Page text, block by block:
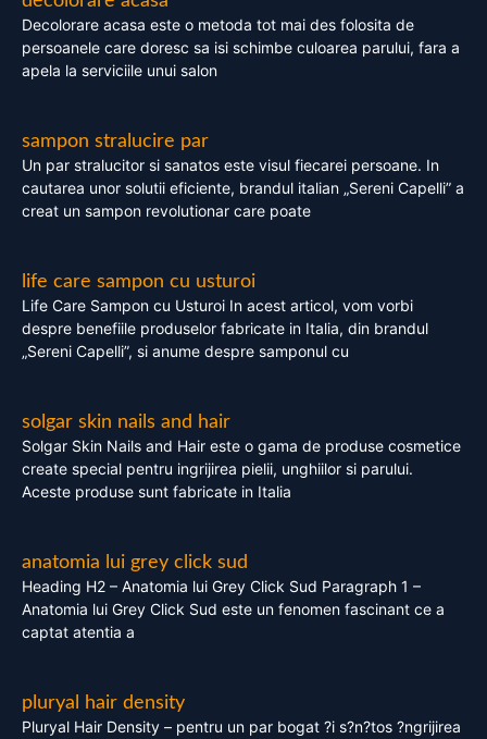
Decolorare acasa este o metoda tot mai des folosita de
persoanele care doresc sa isi schimbe culoarea parului, fara a
apela la serviciile unui salon
sampon stralucire par
Un par stralucitor si sanatos este visul fiecarei persoane. In
cautarea unor solutii eficiente, brandul italian „Sereni Capelli” a
creat un sampon revolutionar care poate
life care sampon cu usturoi
Life Care Sampon cu Usturoi In acest articol, vom vorbi
despre benefiile produselor fabricate in Italia, din brandul
„Sereni Capelli”, si anume despre samponul cu
solgar skin nails and hair
Solgar Skin Nails and Hair este o gama de produse cosmetice
create special pentru ingrijirea pielii, unghiilor si parului.
Aceste produse sunt fabricate in Italia
anatomia lui grey click sud
Heading H2 – Anatomia lui Grey Click Sud Paragraph 1 –
Anatomia lui Grey Click Sud este un fenomen fascinant ce a
captat atentia a
pluryal hair density
Pluryal Hair Density – pentru un par bogat ?i s?n?tos ?ngrijirea